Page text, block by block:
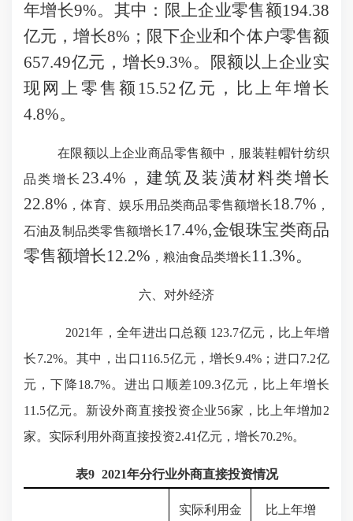
年增长9%。其中：限上企业零售额194.38
亿元，增长8%；限下企业和个体户零售额
657.49亿元，增长9.3%。限额以上企业实
现网上零售额15.52亿元，比上年增长
4.8%。
在限额以上企业商品零售额中，服装鞋帽针纺织
品类增长 23.4%，建筑及装潢材料类增长
22.8% ，体育、娱乐用品类商品零售额增长18.7% ，
石油及制品类零售额增长17.4%,金银珠宝类商品
零售额增长12.2% ， 粮油食品类增长11.3%。
六、对外经济
2021年，全年进出口总额 123.7亿元，比上年增
长7.2%。其中，出口116.5亿元，增长9.4%；进口7.2亿
元，下降18.7%。进出口顺差109.3亿元，比上年增长
11.5亿元。新设外商直接投资企业56家，比上年增加2
家。实际利用外商直接投资2.41亿元，增长70.2%。
表9 2021年分行业外商直接投资情况
实际利用金
比上年增